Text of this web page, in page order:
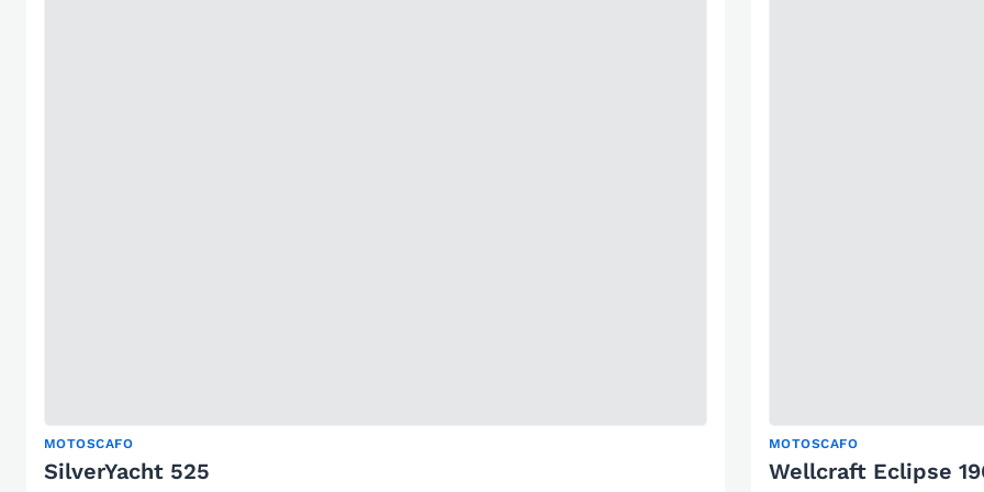
MOTOSCAFO
SilverYacht 525
MOTOSCAFO
Wellcraft Eclipse